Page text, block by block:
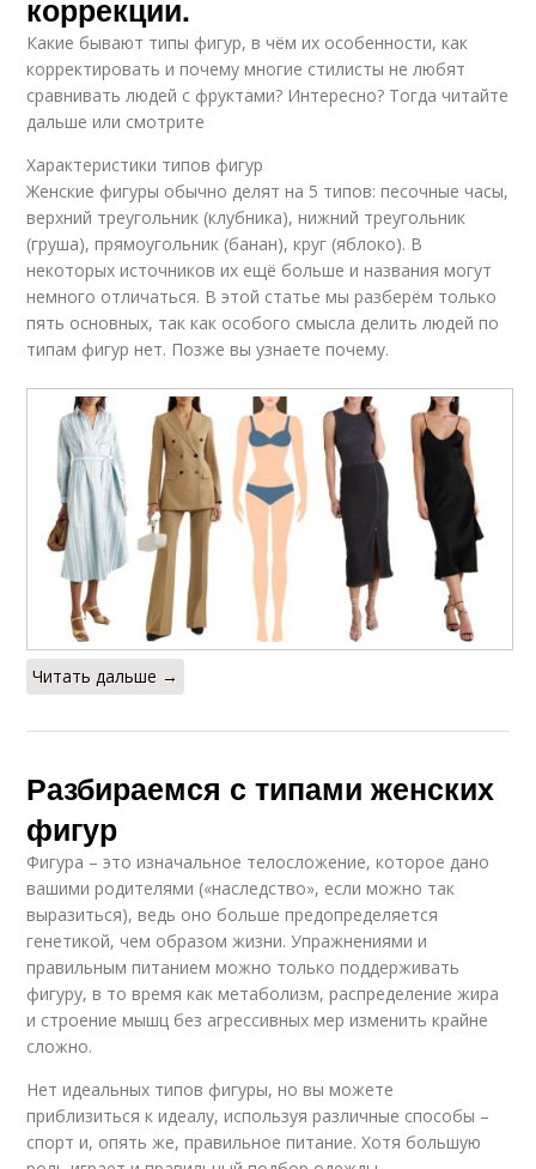
коррекции.
Какие бывают типы фигур, в чём их особенности, как
корректировать и почему многие стилисты не любят
сравнивать людей с фруктами? Интересно? Тогда читайте
дальше или смотрите
Характеристики типов фигур
Женские фигуры обычно делят на 5 типов: песочные часы,
верхний треугольник (клубника), нижний треугольник
(груша), прямоугольник (банан), круг (яблоко). В
некоторых источников их ещё больше и названия могут
немного отличаться. В этой статье мы разберём только
пять основных, так как особого смысла делить людей по
типам фигур нет. Позже вы узнаете почему.
Читать дальше →
Разбираемся с типами женских
фигур
Фигура – это изначальное телосложение, которое дано
вашими родителями («наследство», если можно так
выразиться), ведь оно больше предопределяется
генетикой, чем образом жизни. Упражнениями и
правильным питанием можно только поддерживать
фигуру, в то время как метаболизм, распределение жира
и строение мышц без агрессивных мер изменить крайне
сложно.
Нет идеальных типов фигуры, но вы можете
приблизиться к идеалу, используя различные способы –
спорт и, опять же, правильное питание. Хотя большую